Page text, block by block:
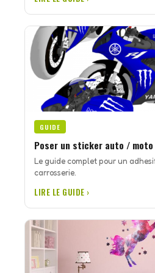
GUIDE
Poser un sticker auto /
Le guide complet pour un
carrosserie.
LIRE LE GUIDE ›